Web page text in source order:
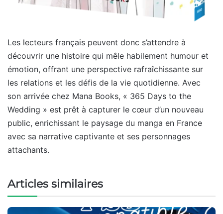
Les lecteurs français peuvent donc s’attendre à
découvrir une histoire qui mêle habilement humour et
émotion, offrant une perspective rafraîchissante sur
les relations et les défis de la vie quotidienne. Avec
son arrivée chez Mana Books, « 365 Days to the
Wedding » est prêt à capturer le cœur d’un nouveau
public, enrichissant le paysage du manga en France
avec sa narrative captivante et ses personnages
attachants.
Articles similaires